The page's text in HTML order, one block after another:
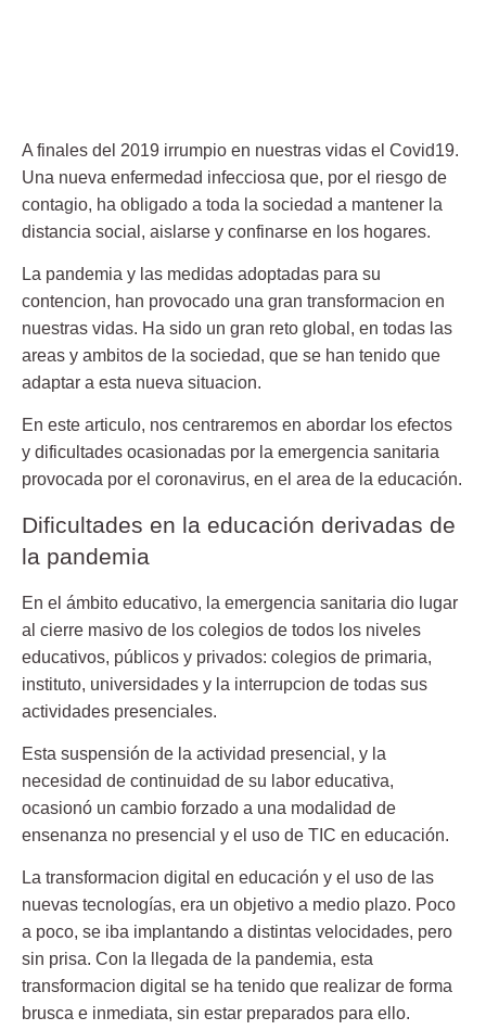
A finales del 2019 irrumpio en nuestras vidas el Covid19.
Una nueva enfermedad infecciosa que, por el riesgo de
contagio, ha obligado a toda la sociedad a mantener la
distancia social, aislarse y confinarse en los hogares.
La pandemia y las medidas adoptadas para su
contencion, han provocado una gran transformacion en
nuestras vidas. Ha sido un gran reto global, en todas las
areas y ambitos de la sociedad, que se han tenido que
adaptar a esta nueva situacion.
En este articulo, nos centraremos en abordar los efectos
y dificultades ocasionadas por la emergencia sanitaria
provocada por el coronavirus, en el area de la educación.
Dificultades en la educación derivadas de
la pandemia
En el ámbito educativo, la emergencia sanitaria dio lugar
al cierre masivo de los colegios de todos los niveles
educativos, públicos y privados: colegios de primaria,
instituto, universidades y la interrupcion de todas sus
actividades presenciales.
Esta suspensión de la actividad presencial, y la
necesidad de continuidad de su labor educativa,
ocasionó un cambio forzado a una modalidad de
ensenanza no presencial y el uso de TIC en educación.
La transformacion digital en educación y el uso de las
nuevas tecnologías, era un objetivo a medio plazo. Poco
a poco, se iba implantando a distintas velocidades, pero
sin prisa. Con la llegada de la pandemia, esta
transformacion digital se ha tenido que realizar de forma
brusca e inmediata, sin estar preparados para ello.